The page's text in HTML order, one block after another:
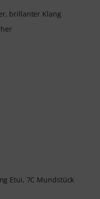
deiner
und mit Freude
Ort. Keine
brillanter Klang
Etui, 7C Mundstück